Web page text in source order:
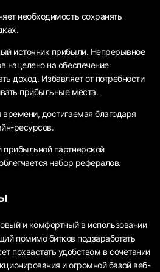
необходимость сохранять
источник прибыли. Непрерывное
нацелено на обеспечение
доход. Избавляет от потребности
прибыльные места.
времени, достигаемая благодаря
ресурсов.
партнерской
набор рефералов.
и комфортный в использовании
помимо битков подзаработать
похвастать удобством в сочетании
и огромной базой веб-